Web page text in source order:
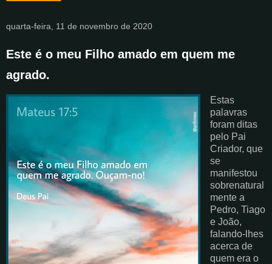
quarta-feira, 11 de novembro de 2020
Este é o meu Filho amado em quem me
agrado.
Estas
palavras
foram ditas
pelo Pai
Criador, que
se
manifestou
sobrenatural
mente a
Pedro, Tiago
e João,
falando-lhes
acerca de
quem era o